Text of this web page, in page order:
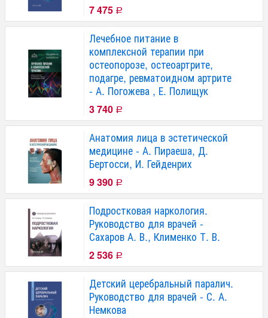
7 475 Р
Лечебное питание в
комплексной терапии при
остеопорозе, остеоартрите,
подагре, ревматоидном артрите
- А. Погожева , Е. Полищук
3 740 Р
Анатомия лица в эстетической
медицине - А. Пираеша, Д.
Бертосси, И. Гейденрих
9 390 Р
Подростковая наркология.
Руководство для врачей -
Сахаров А. В., Клименко Т. В.
2 536 Р
Детский церебральный паралич.
Руководство для врачей - С. А.
Немкова